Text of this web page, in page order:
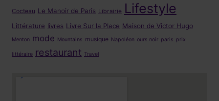
Cocteau Le Manoir de Paris Librairie Lifestyle
Littérature livres Livre Sur la Place Maison de Victor Hugo
Menton mode Mountains musique Napoléon ours noir paris prix
littéraire restaurant Travel